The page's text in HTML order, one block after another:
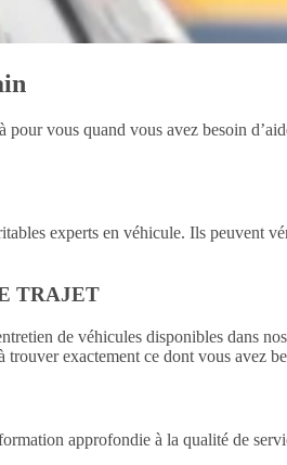
vous quand vous avez besoin
experts en véhicule. Ils peuvent
TRAJET
de véhicules disponibles dans
exactement ce dont vous avez
approfondie à la qualité de